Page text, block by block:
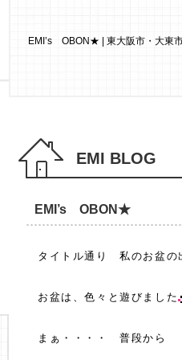
EMI’s OBON★ | 東大阪市・大東
EMI BLOG
EMI’s OBON★
タイトル通り 私のお盆の
お盆は、色々と遊びました
まぁ・・・・ 普段から